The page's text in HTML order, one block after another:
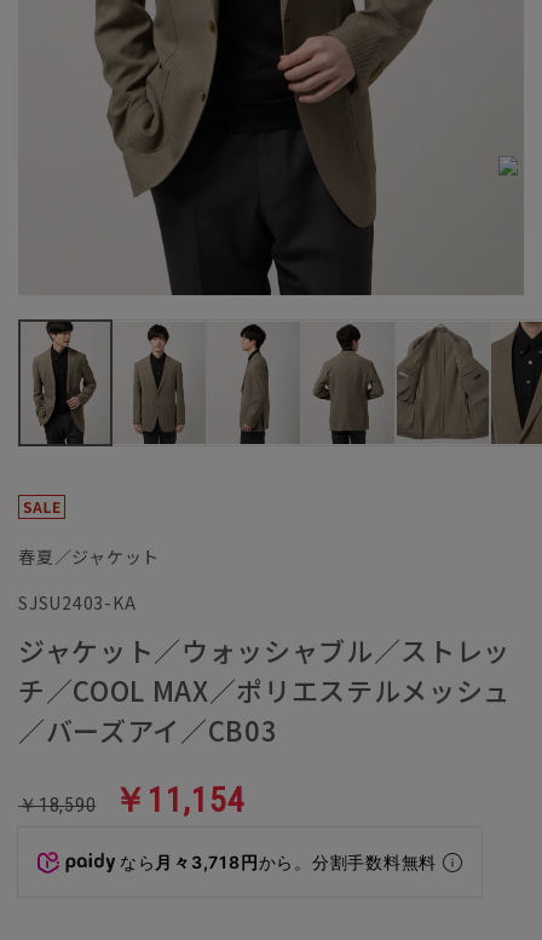
春夏／ジャケット
SJSU2403-KA
ジャケット／ウォッシャブル／ストレッ
チ／COOL MAX／ポリエステルメッシュ
／バーズアイ／CB03
￥18,590 ￥11,154
なら 月々3,718円から。分割手数料無料